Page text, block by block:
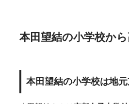
本田望結の小学校か
本田望結の小学校は地